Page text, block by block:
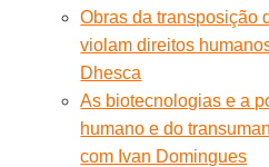
Obras da transposição
violam direitos
Dhesca
As biotecnologias e a
humano e do
com Ivan Domingues